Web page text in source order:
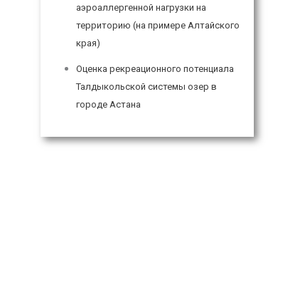
аэроаллергенной нагрузки на
территорию (на примере Алтайского
края)
Оценка рекреационного потенциала
Талдыкольской системы озер в
городе Астана